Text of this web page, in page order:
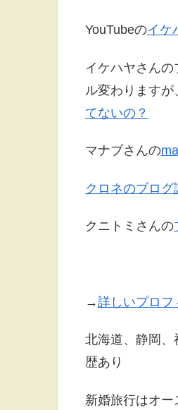
YouTubeのイケ
イケハヤさんの
ル変わりますが
てないの？
マナブさんの
クロネのブログ
クニトミさんの
→詳しいプロフ
北海道、静岡、
歴あり
新婚旅行はオー